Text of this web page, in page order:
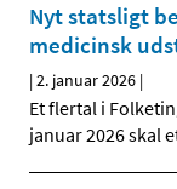
Nyt statsligt
medicinsk
|2. januar 2026 |
Et flertal i
januar 2026 skal